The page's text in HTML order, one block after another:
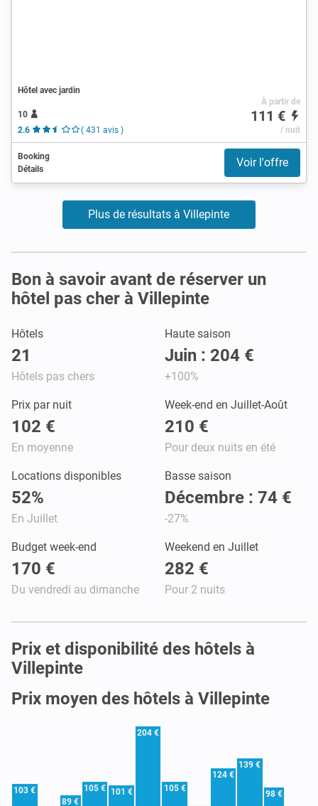
Hôtel avec jardin
10
2.6
( 431 avis )
À partir de
111 €
/ nuit
Booking
Détails
Voir l'offre
Plus de résultats à Villepinte
Bon à savoir avant de réserver un
hôtel pas cher à Villepinte
Hôtels
21
Hôtels pas chers
Haute saison
Juin : 204 €
+100%
Prix par nuit
102 €
En moyenne
Week-end en Juillet-Août
210 €
Pour deux nuits en été
Locations disponibles
52%
En Juillet
Basse saison
Décembre : 74 €
-27%
Budget week-end
170 €
Du vendredi au dimanche
Weekend en Juillet
282 €
Pour 2 nuits
Prix et disponibilité des hôtels à
Villepinte
Prix moyen des hôtels à Villepinte
103 €
89 €
105 € 101 €
204 €
105 €
124 €
139 €
98 €